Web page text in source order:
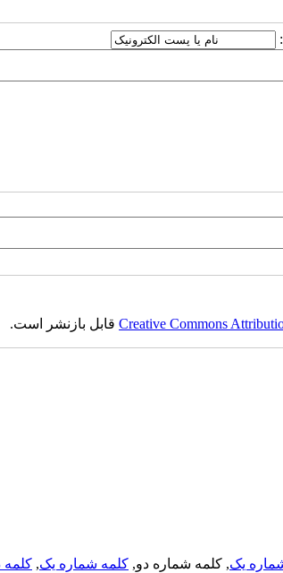
Creative Commonsقابل بازنشر است.
یک, کلمه شماره دو, کلمه شماره یک, کلمه